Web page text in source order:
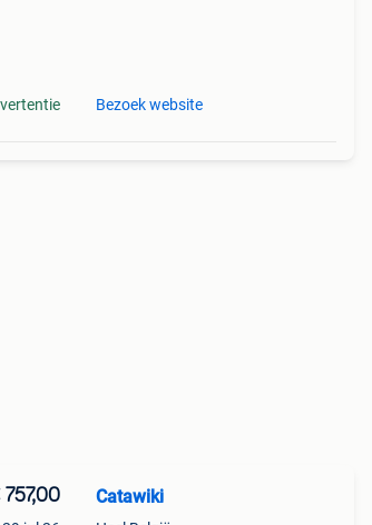
Bezoek website
Catawiki